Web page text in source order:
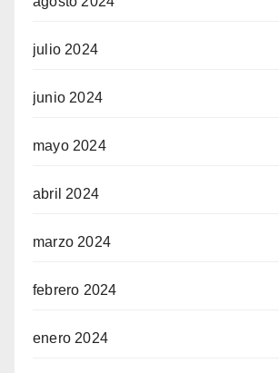
julio 2024
junio 2024
mayo 2024
abril 2024
marzo 2024
febrero 2024
enero 2024